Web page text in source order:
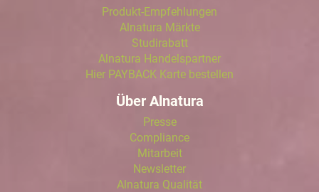
Produkt-Empfehlungen
Alnatura Märkte
Studirabatt
Alnatura Handelspartner
Hier PAYBACK Karte bestellen
Über Alnatura
Presse
Compliance
Mitarbeit
Newsletter
Alnatura Qualität